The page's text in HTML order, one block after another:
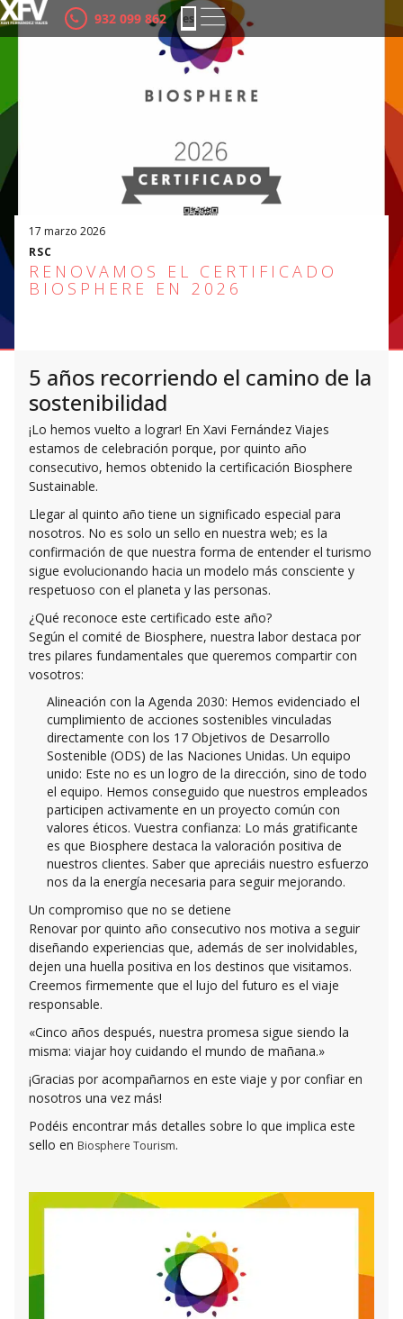
932 099 862
es
ca
17 marzo 2026
RSC
RENOVAMOS EL CERTIFICADO
BIOSPHERE EN 2026
5 años recorriendo el camino de la
sostenibilidad
¡Lo hemos vuelto a lograr! En Xavi Fernández Viajes
estamos de celebración porque, por quinto año
consecutivo, hemos obtenido la certificación Biosphere
Sustainable.
Llegar al quinto año tiene un significado especial para
nosotros. No es solo un sello en nuestra web; es la
confirmación de que nuestra forma de entender el turismo
sigue evolucionando hacia un modelo más consciente y
respetuoso con el planeta y las personas.
¿Qué reconoce este certificado este año?
Según el comité de Biosphere, nuestra labor destaca por
tres pilares fundamentales que queremos compartir con
vosotros:
Alineación con la Agenda 2030: Hemos evidenciado el
cumplimiento de acciones sostenibles vinculadas
directamente con los 17 Objetivos de Desarrollo
Sostenible (ODS) de las Naciones Unidas. Un equipo
unido: Este no es un logro de la dirección, sino de todo
el equipo. Hemos conseguido que nuestros empleados
participen activamente en un proyecto común con
valores éticos. Vuestra confianza: Lo más gratificante
es que Biosphere destaca la valoración positiva de
nuestros clientes. Saber que apreciáis nuestro esfuerzo
nos da la energía necesaria para seguir mejorando.
Un compromiso que no se detiene
Renovar por quinto año consecutivo nos motiva a seguir
diseñando experiencias que, además de ser inolvidables,
dejen una huella positiva en los destinos que visitamos.
Creemos firmemente que el lujo del futuro es el viaje
responsable.
«Cinco años después, nuestra promesa sigue siendo la
misma: viajar hoy cuidando el mundo de mañana.»
¡Gracias por acompañarnos en este viaje y por confiar en
nosotros una vez más!
Podéis encontrar más detalles sobre lo que implica este
sello en Biosphere Tourism.